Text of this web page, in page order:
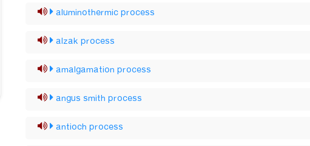
aluminothermic process
alzak process
amalgamation process
angus smith process
antioch process